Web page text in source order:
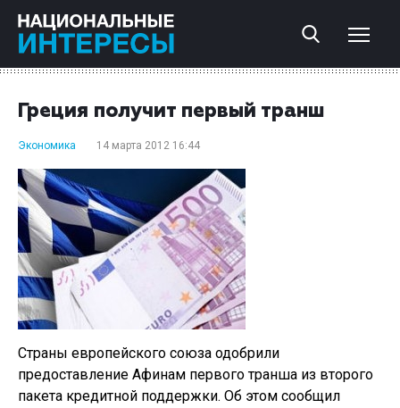
Греция получит первый транш
Экономика 14 марта 2012 16:44
Страны европейского союза одобрили
предоставление Афинам первого транша из второго
пакета кредитной поддержки. Об этом сообщил